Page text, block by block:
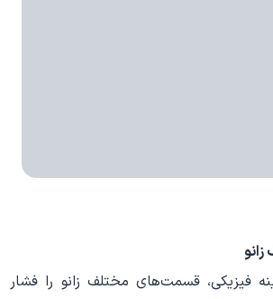
فیزیکی، قسمت‌های مختلف زانو را فشار